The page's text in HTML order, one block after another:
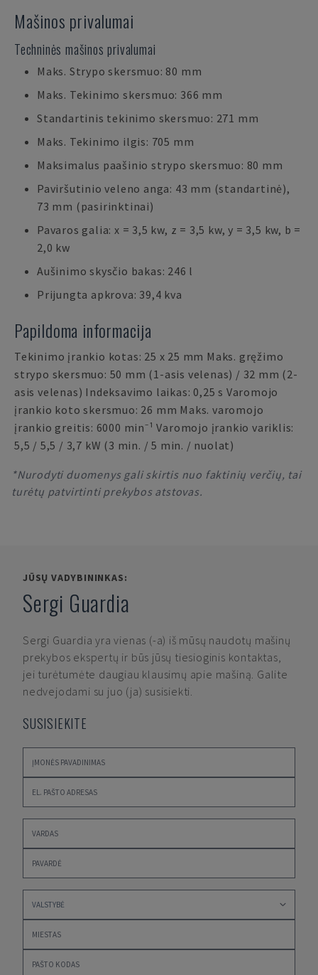
Mašinos privalumai
Techninės mašinos privalumai
Maks. Strypo skersmuo: 80 mm
Maks. Tekinimo skersmuo: 366 mm
Standartinis tekinimo skersmuo: 271 mm
Maks. Tekinimo ilgis: 705 mm
Maksimalus paašinio strypo skersmuo: 80 mm
Paviršutinio veleno anga: 43 mm (standartinė),
73 mm (pasirinktinai)
Pavaros galia: x = 3,5 kw, z = 3,5 kw, y = 3,5 kw, b =
2,0 kw
Aušinimo skysčio bakas: 246 l
Prijungta apkrova: 39,4 kva
Papildoma informacija
Tekinimo įrankio kotas: 25 x 25 mm Maks. gręžimo
strypo skersmuo: 50 mm (1-asis velenas) / 32 mm (2-
asis velenas) Indeksavimo laikas: 0,25 s Varomojo
įrankio koto skersmuo: 26 mm Maks. varomojo
įrankio greitis: 6000 min⁻¹ Varomojo įrankio variklis:
5,5 / 5,5 / 3,7 kW (3 min. / 5 min. / nuolat)
*Nurodyti duomenys gali skirtis nuo faktinių verčių, tai
turėtų patvirtinti prekybos atstovas.
JŪSŲ VADYBININKAS:
Sergi Guardia
Sergi Guardia yra vienas (-a) iš mūsų naudotų mašinų
prekybos ekspertų ir būs jūsų tiesioginis kontaktas,
jei turėtumėte daugiau klausimų apie mašiną. Galite
nedvejodami su juo (ja) susisiekti.
SUSISIEKITE